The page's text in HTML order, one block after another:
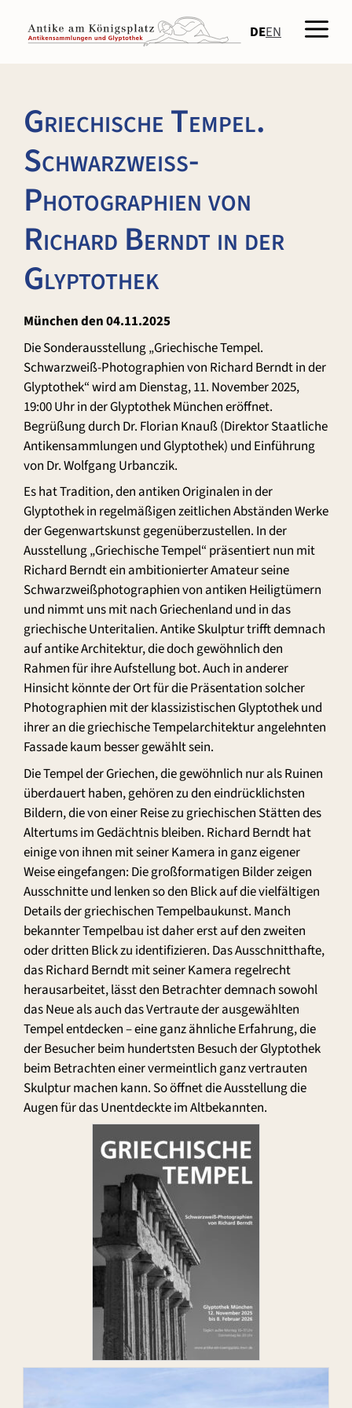
Inhalt
springen
DEEN
Griechische Tempel.
Schwarzweiß-
Photographien von
Richard Berndt in der
Glyptothek
München den 04.11.2025
Die Sonderausstellung „Griechische Tempel.
Schwarzweiß-Photographien von Richard Berndt in der
Glyptothek“ wird am Dienstag, 11. November 2025,
19:00 Uhr in der Glyptothek München eröffnet.
Begrüßung durch Dr. Florian Knauß (Direktor Staatliche
Antikensammlungen und Glyptothek) und Einführung
von Dr. Wolfgang Urbanczik.
Es hat Tradition, den antiken Originalen in der
Glyptothek in regelmäßigen zeitlichen Abständen Werke
der Gegenwartskunst gegenüberzustellen. In der
Ausstellung „Griechische Tempel“ präsentiert nun mit
Richard Berndt ein ambitionierter Amateur seine
Schwarzweißphotographien von antiken Heiligtümern
und nimmt uns mit nach Griechenland und in das
griechische Unteritalien. Antike Skulptur trifft demnach
auf antike Architektur, die doch gewöhnlich den
Rahmen für ihre Aufstellung bot. Auch in anderer
Hinsicht könnte der Ort für die Präsentation solcher
Photographien mit der klassizistischen Glyptothek und
ihrer an die griechische Tempelarchitektur angelehnten
Fassade kaum besser gewählt sein.
Die Tempel der Griechen, die gewöhnlich nur als Ruinen
überdauert haben, gehören zu den eindrücklichsten
Bildern, die von einer Reise zu griechischen Stätten des
Altertums im Gedächtnis bleiben. Richard Berndt hat
einige von ihnen mit seiner Kamera in ganz eigener
Weise eingefangen: Die großformatigen Bilder zeigen
Ausschnitte und lenken so den Blick auf die vielfältigen
Details der griechischen Tempelbaukunst. Manch
bekannter Tempelbau ist daher erst auf den zweiten
oder dritten Blick zu identifizieren. Das Ausschnitthafte,
das Richard Berndt mit seiner Kamera regelrecht
herausarbeitet, lässt den Betrachter demnach sowohl
das Neue als auch das Vertraute der ausgewählten
Tempel entdecken – eine ganz ähnliche Erfahrung, die
der Besucher beim hundertsten Besuch der Glyptothek
beim Betrachten einer vermeintlich ganz vertrauten
Skulptur machen kann. So öffnet die Ausstellung die
Augen für das Unentdeckte im Altbekannten.